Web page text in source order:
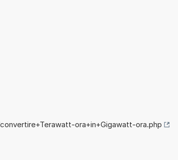
ora+in+Gigawatt-ora.php